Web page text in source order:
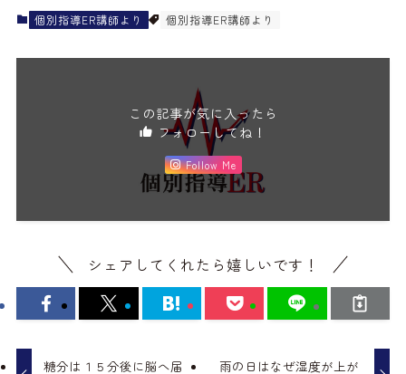
個別指導ER講師より 個別指導ER講師より
この記事が気に入ったら
フォローしてね！
Follow Me
シェアしてくれたら嬉しいです！
糖分は１５分後に脳へ届
雨の日はなぜ湿度が上が